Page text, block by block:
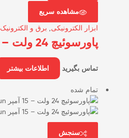
مشاهده سریع
ابزار الکترونیکی برق و الکترونیک
پاورسوئیچ 24 ولت – 10 آمپر Edisun
تماس بگیرید اطلاعات بیشتر
تمام شده
سنجش